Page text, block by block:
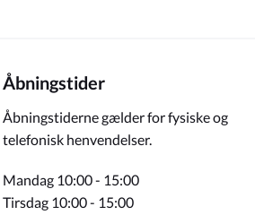
Åbningstider
Åbningstiderne gælder for fysiske og
telefonisk henvendelser.
Mandag 10:00 - 15:00
Tirsdag 10:00 - 15:00